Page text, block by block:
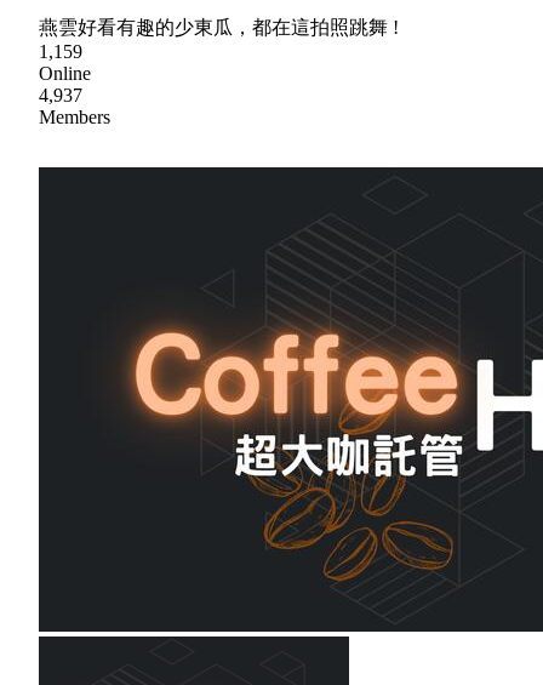
燕雲好看有趣的少東瓜，都在這拍照跳舞 !
1,159
Online
4,937
Members